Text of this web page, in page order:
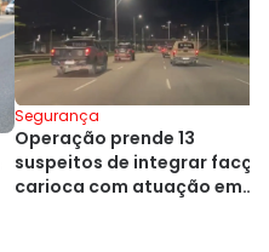
Segurança
Operação prende 13
suspeitos de integrar
carioca com atuação em